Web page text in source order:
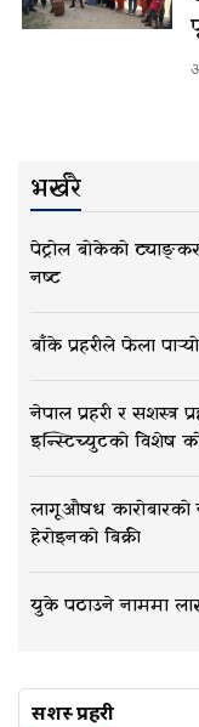
भर्खरै
पेट्रोल बोकेको
नष्ट
बाँके प्रहरीले फेला
नेपाल प्रहरी र सशस्त्र
इन्स्टिच्युटको विशेष
लागूऔषध कारोबारको
हेरोइनको बिक्री
युके पठाउने नाममा
सशस्त्र प्रहरी